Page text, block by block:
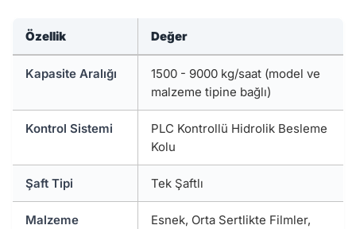
Özellik Değer
Kapasite Aralığı
1500 - 9000 kg/saat (model ve
malzeme tipine bağlı)
Kontrol Sistemi
PLC Kontrollü Hidrolik Besleme
Kolu
Şaft Tipi Tek Şaftlı
Malzeme
Esnek, Orta Sertlikte Filmler,